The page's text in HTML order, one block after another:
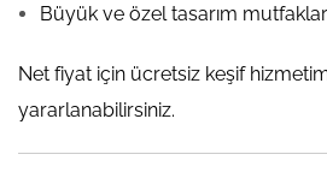
Büyük ve özel tasarım
Net fiyat için ücretsiz keşif
yararlanabilirsiniz.